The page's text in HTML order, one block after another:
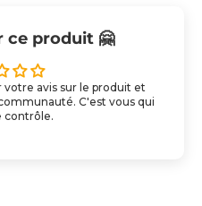
ce produit 🤗
avis sur le produit et
C'est vous qui
contrôle.